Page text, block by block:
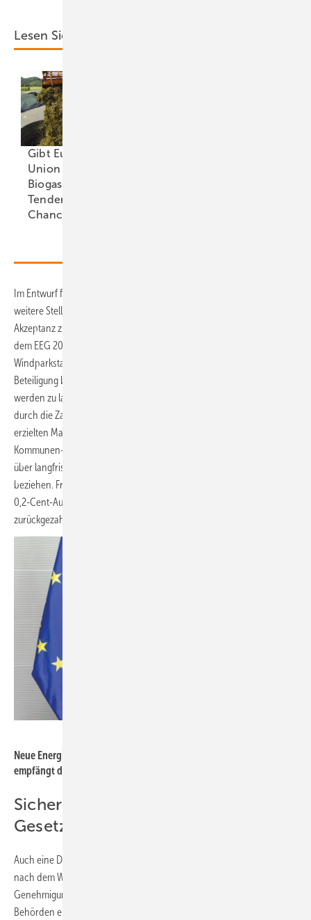
Lesen Sie auch:
Gibt Europäische
Union dem großen
Biogas-Flexibilitäts-
Tender eine
Chance?
Im Entwurf für das EEG, das am 1. Januar 2023 in Kraft treten soll, sind
weitere Stellschrauben erwähnt. Auf die Stärkung der örtlichen
Akzeptanz zielt eine noch stärkere Beteiligung der Kommunen. Seit
dem EEG 2021 dürfen Windparkbetreiber den Kommunen am
Windparkstandort 0,2 Cent pro Kilowattstunde als freiwillige
Beteiligung bezahlen, um kurzfristig den Nutzen für die Anwohner klar
werden zu lassen. Allerdings nur, wenn die Netzbetreiber mindestens
durch die Zahlung einer EEG-Marktprämie auf den im Stromhandel
erzielten Marktwert beteiligt sind. Künftig sollen auch diejenigen die
Kommunen-Abgabe anbieten dürfen, die zum Beispiel ihre Vergütung
über langfristige Stromlieferverträge mit großen Stromkunden
beziehen. Freilich bekommen nur die EEG-geförderten Windparks die
0,2-Cent-Ausgaben im Jahr darauf von den Netzbetreibern
zurückgezahlt.
Neue Energiepartnerschaft? Bundestagspräsidentin Bärbel Bas
empfängt den Emir von Katar, Scheich Tamim Bin Hamad Al Thani
Sicherheitspolitische Bedeutung ist
Gesetz
Auch eine Definition der Bedeutung des Erneuerbaren-Ausbaus soll
nach dem Willen der Koalition aus SPD, Grünen und FDP die
Genehmigungen beschleunigen, weil sie den Entscheidern in den
Behörden eine Abwägung zugunsten von Wind- oder Solarparks an